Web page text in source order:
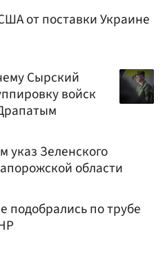
от поставки Украине
Сырский
войск
указ Зеленского
области
подобрались по трубе